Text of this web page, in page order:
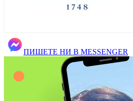
ПИШЕТЕ НИ В MESSENGER